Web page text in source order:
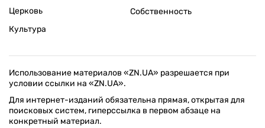
Церковь
Культура
Собственность
Использование материалов «ZN.UA» разрешается при
условии ссылки на «ZN.UA».
Для интернет-изданий обязательна прямая, открытая для
поисковых систем, гиперссылка в первом абзаце на
конкретный материал.